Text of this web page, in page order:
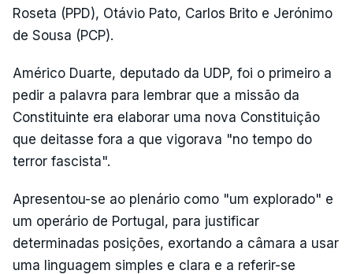
Roseta (PPD), Otávio Pato, Carlos Brito e Jerónimo
de Sousa (PCP).
Américo Duarte, deputado da UDP, foi o primeiro a
pedir a palavra para lembrar que a missão da
Constituinte era elaborar uma nova Constituição
que deitasse fora a que vigorava "no tempo do
terror fascista".
Apresentou-se ao plenário como "um explorado" e
um operário de Portugal, para justificar
determinadas posições, exortando a câmara a usar
uma linguagem simples e clara e a referir-se